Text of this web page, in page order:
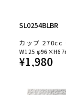
SL0254BLBR
カップ 270cc
W125
¥1,980